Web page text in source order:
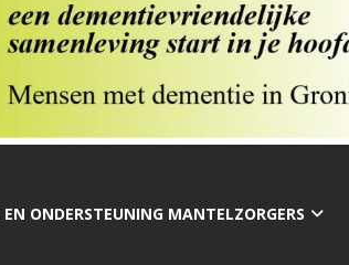
ONDERSTEUNING MANTELZORGERS